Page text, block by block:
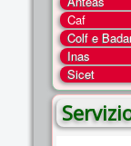
COSA
ENTI
NOTIZIE
ESSENZIALI
MAPPA
Caf
Colf e
Inas
Sicet